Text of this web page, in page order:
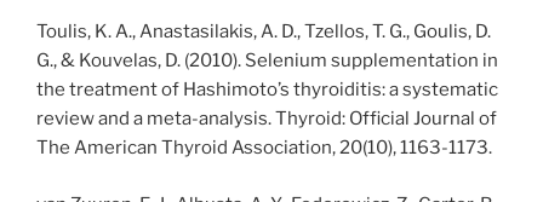
Toulis, K. A., Anastasilakis, A. D., Tzellos, T. G., Goulis, D.
G., & Kouvelas, D. (2010). Selenium supplementation in
the treatment of Hashimoto’s thyroiditis: a systematic
review and a meta-analysis. Thyroid: Official Journal of
The American Thyroid Association, 20(10), 1163-1173.